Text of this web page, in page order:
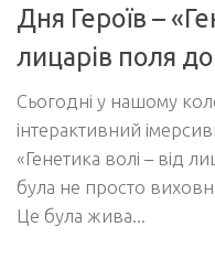
Дня Героїв –
лицарів поля
Сьогодні у нашому
інтерактивний
«Генетика волі – від
була не просто
Це була жива...